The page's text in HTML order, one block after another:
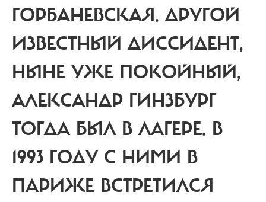
ГОРБАНЕВСКАЯ. ДРУГОЙ
ИЗВЕСТНЫЙ ДИССИДЕНТ,
НЫНЕ УЖЕ ПОКОЙНЫЙ,
АЛЕКСАНДР ГИНЗБУРГ
ТОГДА БЫЛ В ЛАГЕРЕ. В
1993 ГОДУ С НИМИ В
ПАРИЖЕ ВСТРЕТИЛСЯ